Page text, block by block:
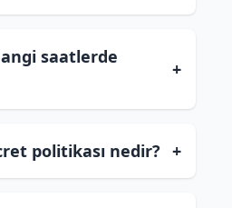
saatlerde
+
politikası nedir? +